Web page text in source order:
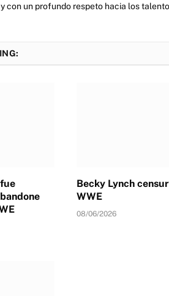
con un profundo respeto hacia los
Becky Lynch
WWE
08/06/2026